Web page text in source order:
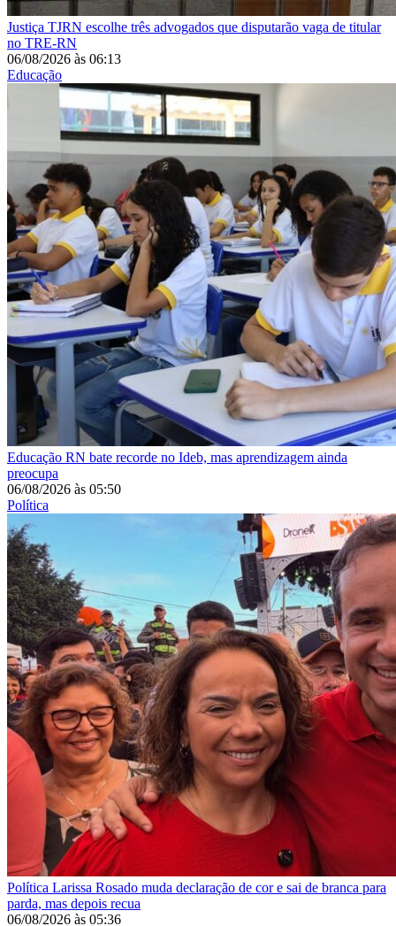
Justiça TJRN escolhe três advogados que disputarão vaga de titular
no TRE-RN
06/08/2026 às 06:13
Educação
Educação RN bate recorde no Ideb, mas aprendizagem ainda
preocupa
06/08/2026 às 05:50
Política
Política Larissa Rosado muda declaração de cor e sai de branca para
parda, mas depois recua
06/08/2026 às 05:36